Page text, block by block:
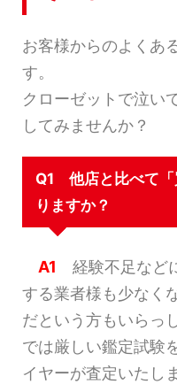
お客様からのよくあ
す。
クローゼットで泣い
してみませんか？
Q1 他店と比べて「
りますか？
A1 経験不足など
する業者様も少なく
だという方もいらっ
では厳しい鑑定試験
イヤーが査定いたし